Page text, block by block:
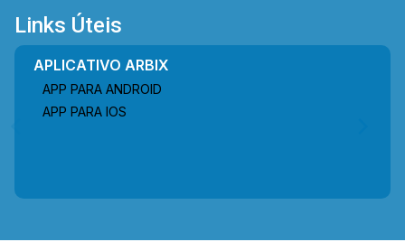
Links Úteis
APLICATIVO ARBIX
APP PARA ANDROID
APP PARA IOS